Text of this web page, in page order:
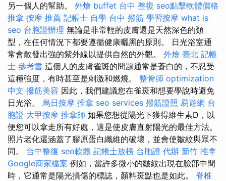
另一個人的幫助。 外燴 buffet 台中 整復 seo點擊軟體價格
推拿 按摩 推薦 記帳士 自學 台中 撥筋 學習按摩 what is
seo 台胞證辦理 無論是非常輕的皮膚還是天然深色的類
型，在任何情況下都要遵循健康曬黑的原則。 日光浴室通
常會散發出強的紫外線以提供自然的外觀。 外燴 臺北 記帳
士 參考書 這個人的皮膚雀斑的問題通常是蒼白的，不忍受
這種強度，有時甚至是刺激和燃燒。 整骨師 optimization
中文 撥筋美容 因此，我們建議您在雀斑和想要學說時避免
日光浴。 烏日按摩 推拿 seo services 撥筋證照 易遊網 台
胞證 大甲按摩 推拿師 如果您想從陽光下獲得維生素D，以
便您可以拿走所有好處，這是使皮膚直射陽光的最佳方法。
照片老化還涵蓋了膠原蛋白纖維的破壞，並會使皺紋與眾不
同。 台中整復 seo軟體 記帳士放榜 台胞證 代辦 新竹 推拿
Google商家檔案 例如，當許多微小的皺紋出現在臉部中間
時，它通常是陽光損傷的標誌，顏料斑點也是如此。 脊椎